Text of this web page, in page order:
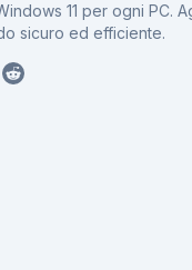
11 per ogni PC.
sicuro ed efficiente.